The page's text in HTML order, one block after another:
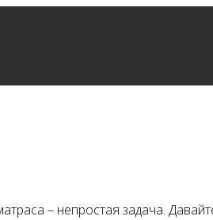
– непростая задача.